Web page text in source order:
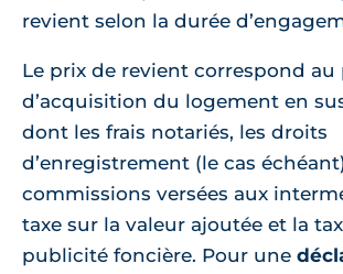
revient selon la durée
Le prix de revient correspond au
d’acquisition du logement en
dont les frais notariés, les droits
d’enregistrement (le cas
commissions versées aux
taxe sur la valeur ajoutée et la
publicité foncière. Pour une